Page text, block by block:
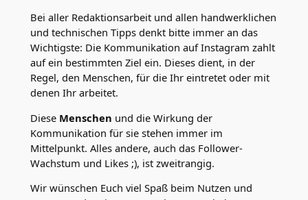
Bei aller Redaktionsarbeit und allen handwerklichen
und technischen Tipps denkt bitte immer an das
Wichtigste: Die Kommunikation auf Instagram zahlt
auf ein bestimmten Ziel ein. Dieses dient, in der
Regel, den Menschen, für die Ihr eintretet oder mit
denen Ihr arbeitet.
Diese Menschen und die Wirkung der
Kommunikation für sie stehen immer im
Mittelpunkt. Alles andere, auch das Follower-
Wachstum und Likes ;), ist zweitrangig.
Wir wünschen Euch viel Spaß beim Nutzen und